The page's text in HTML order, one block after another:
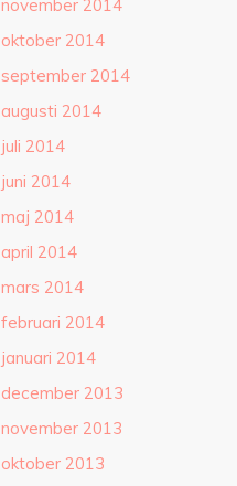
november 2014
oktober 2014
september 2014
augusti 2014
juli 2014
juni 2014
maj 2014
april 2014
mars 2014
februari 2014
januari 2014
december 2013
november 2013
oktober 2013